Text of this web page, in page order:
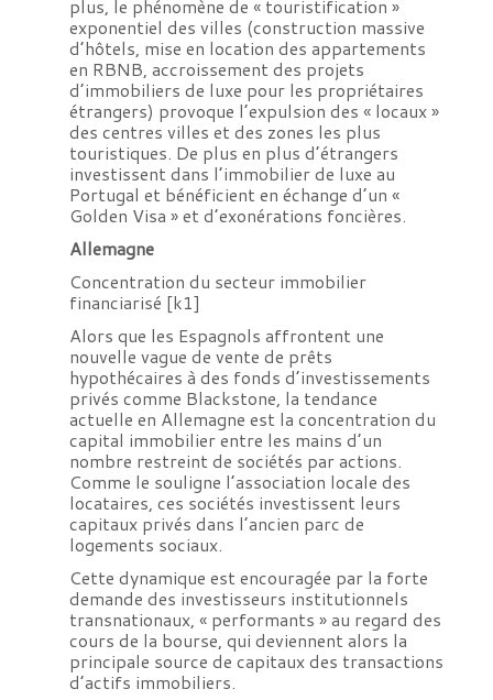
plus, le phénomène de « touristification »
exponentiel des villes (construction massive
d’hôtels, mise en location des appartements
en RBNB, accroissement des projets
d’immobiliers de luxe pour les propriétaires
étrangers) provoque l’expulsion des « locaux »
des centres villes et des zones les plus
touristiques. De plus en plus d’étrangers
investissent dans l’immobilier de luxe au
Portugal et bénéficient en échange d’un «
Golden Visa » et d’exonérations foncières.
Allemagne
Concentration du secteur immobilier
financiarisé [k1]
Alors que les Espagnols affrontent une
nouvelle vague de vente de prêts
hypothécaires à des fonds d’investissements
privés comme Blackstone, la tendance
actuelle en Allemagne est la concentration du
capital immobilier entre les mains d’un
nombre restreint de sociétés par actions.
Comme le souligne l’association locale des
locataires, ces sociétés investissent leurs
capitaux privés dans l’ancien parc de
logements sociaux.
Cette dynamique est encouragée par la forte
demande des investisseurs institutionnels
transnationaux, « performants » au regard des
cours de la bourse, qui deviennent alors la
principale source de capitaux des transactions
d’actifs immobiliers.